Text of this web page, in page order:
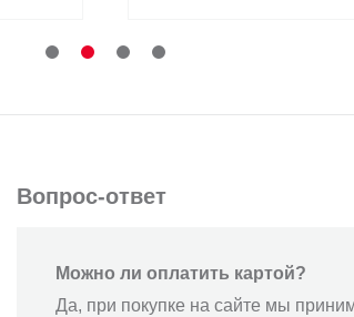
Вопрос-ответ
Можно ли оплатить картой?
Да, при покупке на сайте мы